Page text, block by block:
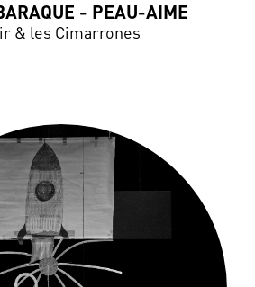
- PEAU-AIME
& les Cimarrones